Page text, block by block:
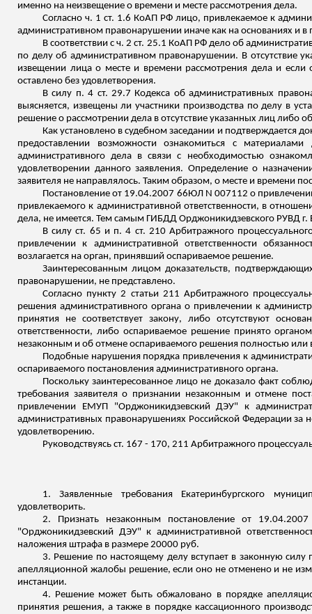
именно на неизвещение о времени и месте рассмотрения дела.
Согласно ч. 1 ст. 1.6 КоАП РФ лицо, привлекаемое к
административном правонарушении иначе как на основаниях и
В соответствии с ч. 2 ст. 25.1 КоАП РФ дело об
по делу об административном правонарушении. В отсутствие
извещении лица о месте и времени рассмотрения дела и если
оставлено без удовлетворения.
В силу п. 4 ст. 29.7 Кодекса об административных
выясняется, извещены ли участники производства по делу в
решение о рассмотрении дела в отсутствие указанных лиц либо
Как установлено в судебном заседании и
предоставлении возможности ознакомиться с
административного дела в связи с необходимостью
удовлетворении данного заявления. Определение о
заявителя не направлялось. Таким образом, о месте и времени
Постановление от 19.04.2007 66ЮЛ N 007112 о
привлекаемого к административной ответственности, в
дела, не имеется. Тем самым ГИБДД Орджоникидзевского РУВД г.
В силу ст. 65 и п. 4 ст. 210 Арбитражного
привлечении к административной ответственности
возлагается на орган, принявший оспариваемое решение.
Заинтересованным лицом доказательств,
правонарушении, не представлено.
Согласно пункту 2 статьи 211 Арбитражного
решения административного органа о привлечении к
принятия не соответствует закону, либо отсутствуют
ответственности, либо оспариваемое решение принято
незаконным и об отмене оспариваемого решения полностью или
Подобные нарушения порядка привлечения к
оспариваемого постановления административного органа.
Поскольку заинтересованное лицо не доказало факт
требования заявителя о признании незаконным и отмене
привлечении ЕМУП "Орджоникидзевский ДЭУ" к
административных правонарушениях Российской Федерации за
удовлетворению.
Руководствуясь ст. 167 - 170, 211 Арбитражного
1. Заявленные требования Екатеринбургского
удовлетворить.
2. Признать незаконным постановление от
"Орджоникидзевский ДЭУ" к административной
наложения штрафа в размере 20000 руб.
3. Решение по настоящему делу вступает в законную
апелляционной жалобы решение, если оно не отменено и не
инстанции.
4. Решение может быть обжаловано в порядке
принятия решения, а также в порядке кассационного